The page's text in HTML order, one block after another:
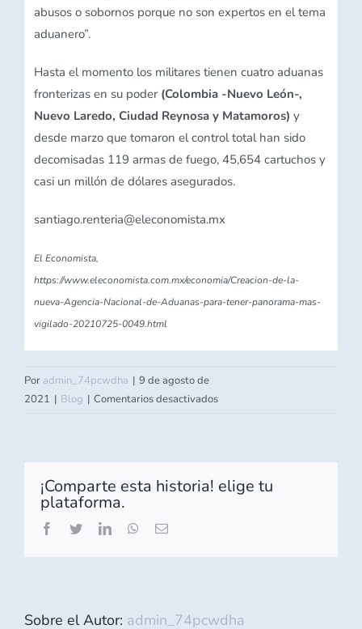
abusos o sobornos porque no son expertos en el tema
aduanero”.
Hasta el momento los militares tienen cuatro aduanas
fronterizas en su poder (Colombia -Nuevo León-,
Nuevo Laredo, Ciudad Reynosa y Matamoros) y
desde marzo que tomaron el control total han sido
decomisadas 119 armas de fuego, 45,654 cartuchos y
casi un millón de dólares asegurados.
santiago.renteria@eleconomista.mx
El Economista,
https://www.eleconomista.com.mx/economia/Creacion-de-la-
nueva-Agencia-Nacional-de-Aduanas-para-tener-panorama-mas-
vigilado-20210725-0049.html
Por admin_74pcwdha | 9 de agosto de
2021 | Blog | Comentarios desactivadosen
Nacional
¡Comparte esta historia! elige tu
plataforma.
Facebook
TwitterLinkedInWhatsApp
Correo
Sobre el Autor: admin_74pcwdha